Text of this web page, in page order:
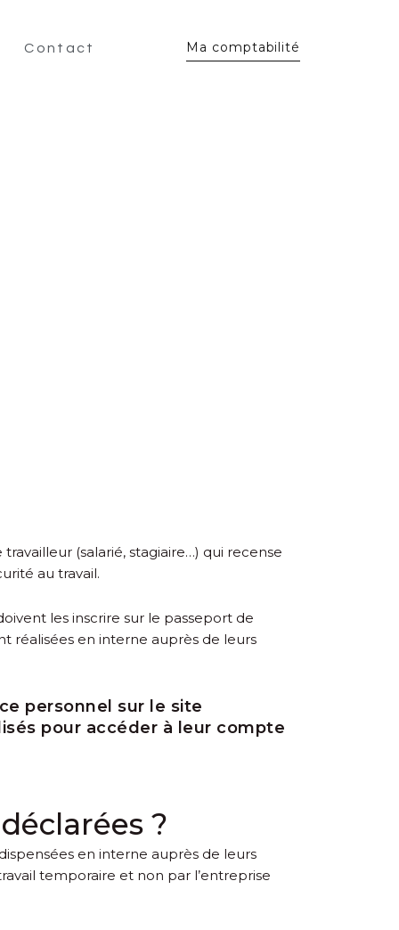
Contact Ma comptabilité
(salarié, stagiaire…) qui recense
au travail.
les inscrire sur le passeport de
réalisées en interne auprès de leurs
personnel sur le site
pour accéder à leur compte
?
en interne auprès de leurs
temporaire et non par l’entreprise